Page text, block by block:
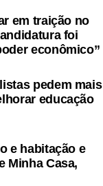
em traição no
foi
econômico”
pedem mais
educação
e habitação e
Minha Casa,